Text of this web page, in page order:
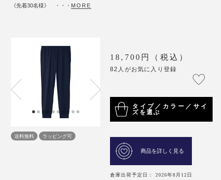
《先着30名様》 ・・・ MORE
送料無料 ラッピング可
18,700円（税込）
82人がお気に入り登録
タイプ／カラー／サイ
ズを選ぶ
商品を詳しく見る
倉庫出荷予定日： 2026年8月12日